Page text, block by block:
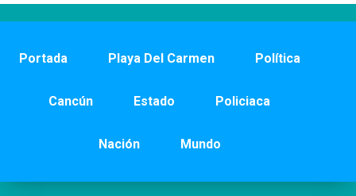
Portada Playa Del Carmen Política
Cancún Estado Policiaca
Nación Mundo